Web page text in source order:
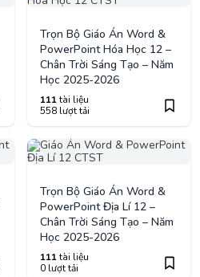
Trọn Bộ Giáo Án Word &
PowerPoint Hóa Học 12 –
Chân Trời Sáng Tạo – Năm
Học 2025-2026
111tài liệu
558 lượt tải
Trọn Bộ Giáo Án Word &
PowerPoint Địa Lí 12 –
Chân Trời Sáng Tạo – Năm
Học 2025-2026
111tài liệu
0 lượt tải